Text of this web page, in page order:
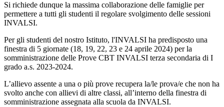
Si richiede dunque la massima collaborazione delle famiglie per
permettere a tutti gli studenti il regolare svolgimento delle sessioni
INVALSI.
Per gli studenti del nostro Istituto, l'INVALSI ha predisposto una
finestra di 5 giornate (18, 19, 22, 23 e 24 aprile 2024) per la
somministrazione delle Prove CBT INVALSI terza secondaria di I
grado a.s. 2023-2024.
L’allievo assente a una o più prove recupera la/le prova/e che non ha
svolto anche con allievi di altre classi, all’interno della finestra di
somministrazione assegnata alla scuola da INVALSI.